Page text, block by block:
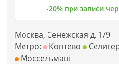
-20% при записи
Москва, Сенежская д. 1/9
Метро:
Коптево
Моссельмаш